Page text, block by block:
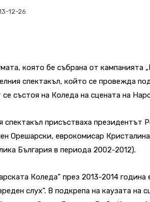
12-26
която бе събрана от кампанията
спектакъл, който се провежда
състоя на Коледа на сцената на
спектакъл присъстваха президентът
Орешарски, еврокомисар Кристалина
България в периода 2002-2012).
Коледа” през 2013-2014
слух“. В подкрепа на каузата на